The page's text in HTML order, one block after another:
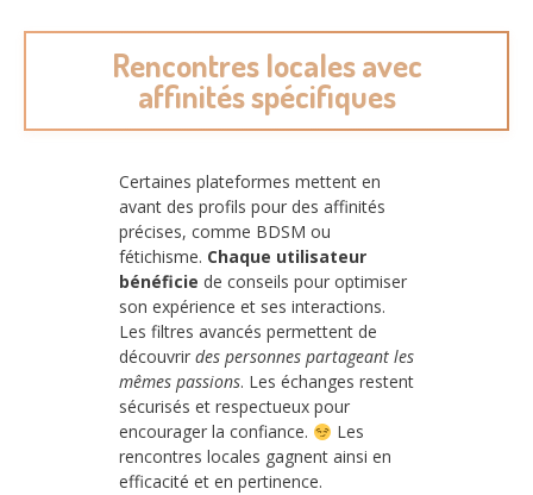
Rencontres locales avec
affinités spécifiques
Certaines plateformes mettent en
avant des profils pour des affinités
précises, comme BDSM ou
fétichisme. Chaque utilisateur
bénéficie de conseils pour optimiser
son expérience et ses interactions.
Les filtres avancés permettent de
découvrir des personnes partageant les
mêmes passions. Les échanges restent
sécurisés et respectueux pour
encourager la confiance.
Les
rencontres locales gagnent ainsi en
efficacité et en pertinence.